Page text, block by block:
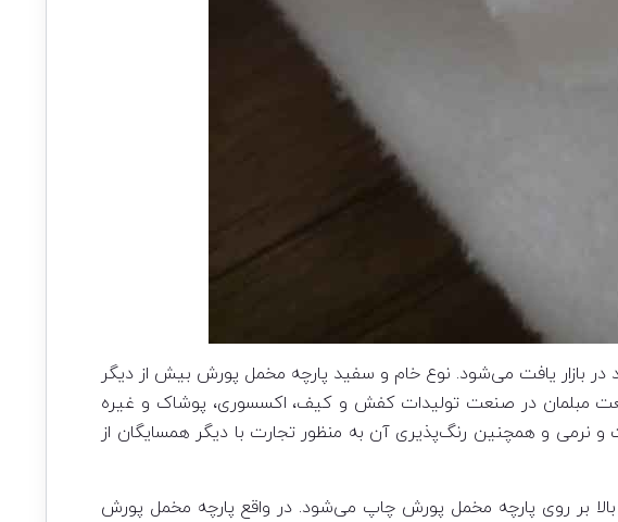
در بازار یافت می‌شود. نوع خام و سفید پارچه مخمل پورش بیش از دیگر
صنعت مبلمان در صنعت تولیدات کفش و کیف، اکسسوری، پوشاک و غیره
و نرمی و همچنین رنگ‌پذیری آن به منظور تجارت با دیگر همسایگان از
بر روی پارچه مخمل پورش چاپ می‌شود. در واقع پارچه مخمل پورش